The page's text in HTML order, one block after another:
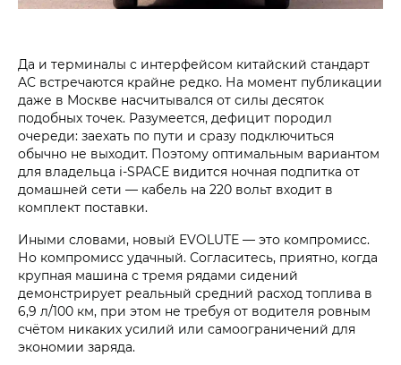
Да и терминалы с интерфейсом китайский стандарт
AC встречаются крайне редко. На момент публикации
даже в Москве насчитывался от силы десяток
подобных точек. Разумеется, дефицит породил
очереди: заехать по пути и сразу подключиться
обычно не выходит. Поэтому оптимальным вариантом
для владельца i‑SPACE видится ночная подпитка от
домашней сети — кабель на 220 вольт входит в
комплект поставки.
Иными словами, новый EVOLUTE — это компромисс.
Но компромисс удачный. Согласитесь, приятно, когда
крупная машина с тремя рядами сидений
демонстрирует реальный средний расход топлива в
6,9 л/100 км, при этом не требуя от водителя ровным
счётом никаких усилий или самоограничений для
экономии заряда.